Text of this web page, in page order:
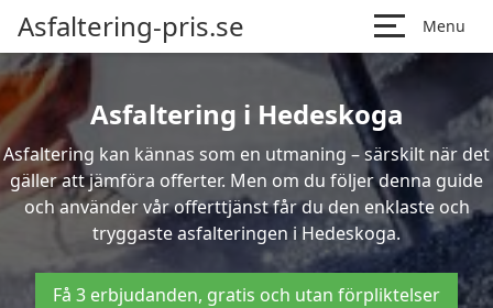
Asfaltering-pris.se Menu
Asfaltering i Hedeskoga
Asfaltering kan kännas som en utmaning – särskilt när det
gäller att jämföra offerter. Men om du följer denna guide
och använder vår offerttjänst får du den enklaste och
tryggaste asfalteringen i Hedeskoga.
Få 3 erbjudanden, gratis och utan förpliktelser